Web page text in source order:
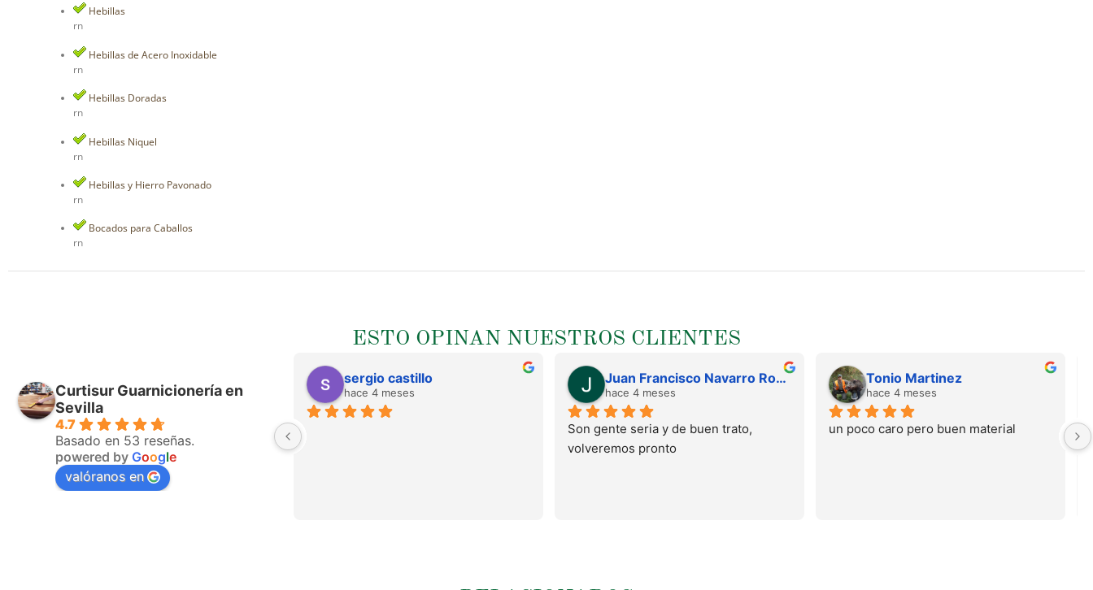
Hebillas
rn
Hebillas de Acero Inoxidable
rn
Hebillas Doradas
rn
Hebillas Niquel
rn
Hebillas y Hierro Pavonado
rn
Bocados para Caballos
rn
ESTO OPINAN NUESTROS CLIENTES
Curtisur Guarnicionería en
Sevilla
4.7
Basado en 53 reseñas.
powered by Google
valóranos en
sergio castillo
hace 4 meses
Juan Francisco Navarro Roman
hace 4 meses
Son gente seria y de buen trato,
volveremos pronto
Tonio Martinez
hace 4 meses
un poco caro pero buen material